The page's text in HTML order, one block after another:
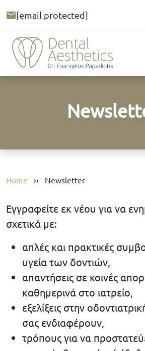
[email protected]
Home ›› Newsletter
Εγγραφείτε εκ νέου για να
σχετικά με:
απλές και πρακτικές
υγεία των δοντιών,
απαντήσεις σε κοινές
καθημερινά στο ιατρείο,
εξελίξεις στην
σας ενδιαφέρουν,
τρόπους για να